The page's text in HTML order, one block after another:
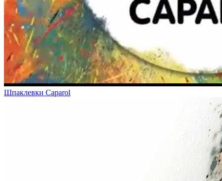
Шпаклевки Caparol